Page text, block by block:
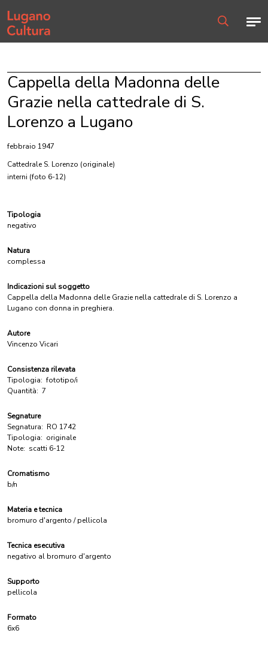
Home page
Cappella della Madonna delle
Grazie nella cattedrale di S.
Lorenzo a Lugano
febbraio 1947
Cattedrale S. Lorenzo (originale)
interni (foto 6-12)
Tipologia
negativo
Natura
complessa
Indicazioni sul soggetto
Cappella della Madonna delle Grazie nella cattedrale di S. Lorenzo a
Lugano con donna in preghiera.
Autore
Vincenzo Vicari
Consistenza rilevata
Tipologia: fototipo/i
Quantità: 7
Segnature
Segnatura: RO 1742
Tipologia: originale
Note: scatti 6-12
Cromatismo
b/n
Materia e tecnica
bromuro d'argento / pellicola
Tecnica esecutiva
negativo al bromuro d'argento
Supporto
pellicola
Formato
6x6